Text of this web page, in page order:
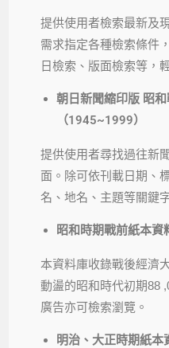
提供使用者檢索最新及
需求指定各種檢索條件
日檢索、版面檢索等，
朝日新聞縮印版 昭
（1945~1999）
提供使用者尋找過往新
面。除可依刊載日期、
名、地名、主題等關鍵
昭和時期戰前紙本資
本資料庫收錄戰後經濟
動盪的昭和時代初期88
廣告亦可檢索瀏覽。
明治、大正時期紙本